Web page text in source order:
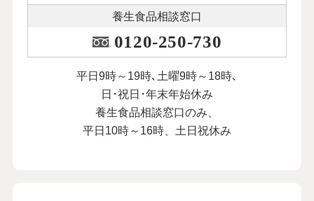
養生食品相談窓口
0120-250-730
平日9時～19時､土曜9時～18時､
日･祝日･年末年始休み
養生食品相談窓口のみ、
平日10時～16時、土日祝休み